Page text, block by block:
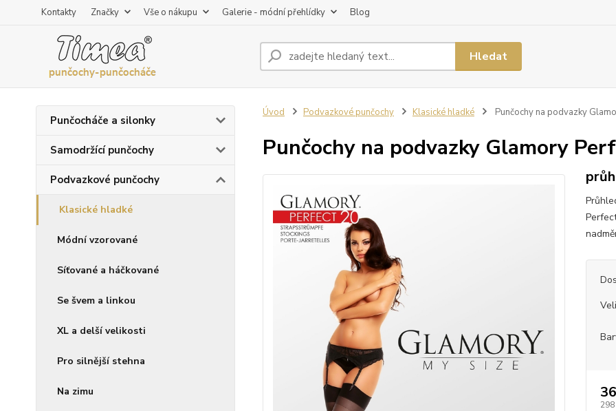
Kontakty Značky Vše o nákupu Galerie - módní přehlídky Blog
Hledat
Punčocháče a silonky
Samodržící punčochy
Podvazkové punčochy
Klasické hladké
Módní vzorované
Síťované a háčkované
Se švem a linkou
XL a delší velikosti
Pro silnější stehna
Na zimu
Úvod Podvazkové punčochy Klasické hladké Punčochy na podvazky
Punčochy na podvazky Glamory
298